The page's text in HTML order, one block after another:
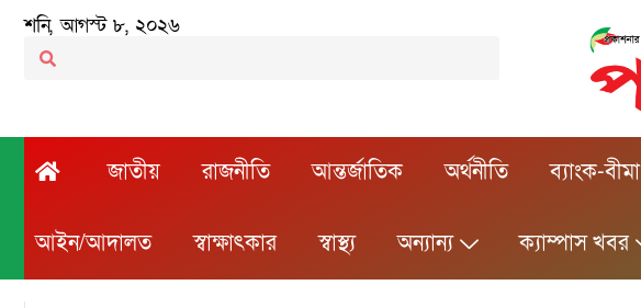
শনি, আগস্ট ৮, ২০২৬
জাতীয় রাজনীতি আন্তর্জাতিক অর্থনীতি ব্যাংক-বীমা
আইন/আদালত স্বাক্ষাৎকার স্বাস্থ্য অন্যান্য ক্যাম্পাস খবর